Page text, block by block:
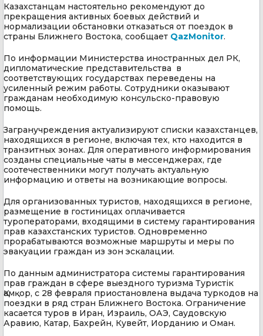
Казахстанцам настоятельно рекомендуют до
прекращения активных боевых действий и
нормализации обстановки отказаться от поездок в
страны Ближнего Востока, сообщает QazMonitor.
По информации Министерства иностранных дел РК,
дипломатические представительства в
соответствующих государствах переведены на
усиленный режим работы. Сотрудники оказывают
гражданам необходимую консульско-правовую
помощь.
Загранучреждения актуализируют списки казахстанцев,
находящихся в регионе, включая тех, кто находится в
транзитных зонах. Для оперативного информирования
созданы специальные чаты в мессенджерах, где
соотечественники могут получать актуальную
информацию и ответы на возникающие вопросы.
Для организованных туристов, находящихся в регионе,
размещение в гостиницах оплачивается
туроператорами, входящими в систему гарантирования
прав казахстанских туристов. Одновременно
прорабатываются возможные маршруты и меры по
эвакуации граждан из зон эскалации.
По данным администратора системы гарантирования
прав граждан в сфере выездного туризма Туристік
Қамқор, с 28 февраля приостановлена выдача туркодов на
поездки в ряд стран Ближнего Востока. Ограничение
касается туров в Иран, Израиль, ОАЭ, Саудовскую
Аравию, Катар, Бахрейн, Кувейт, Иорданию и Оман.